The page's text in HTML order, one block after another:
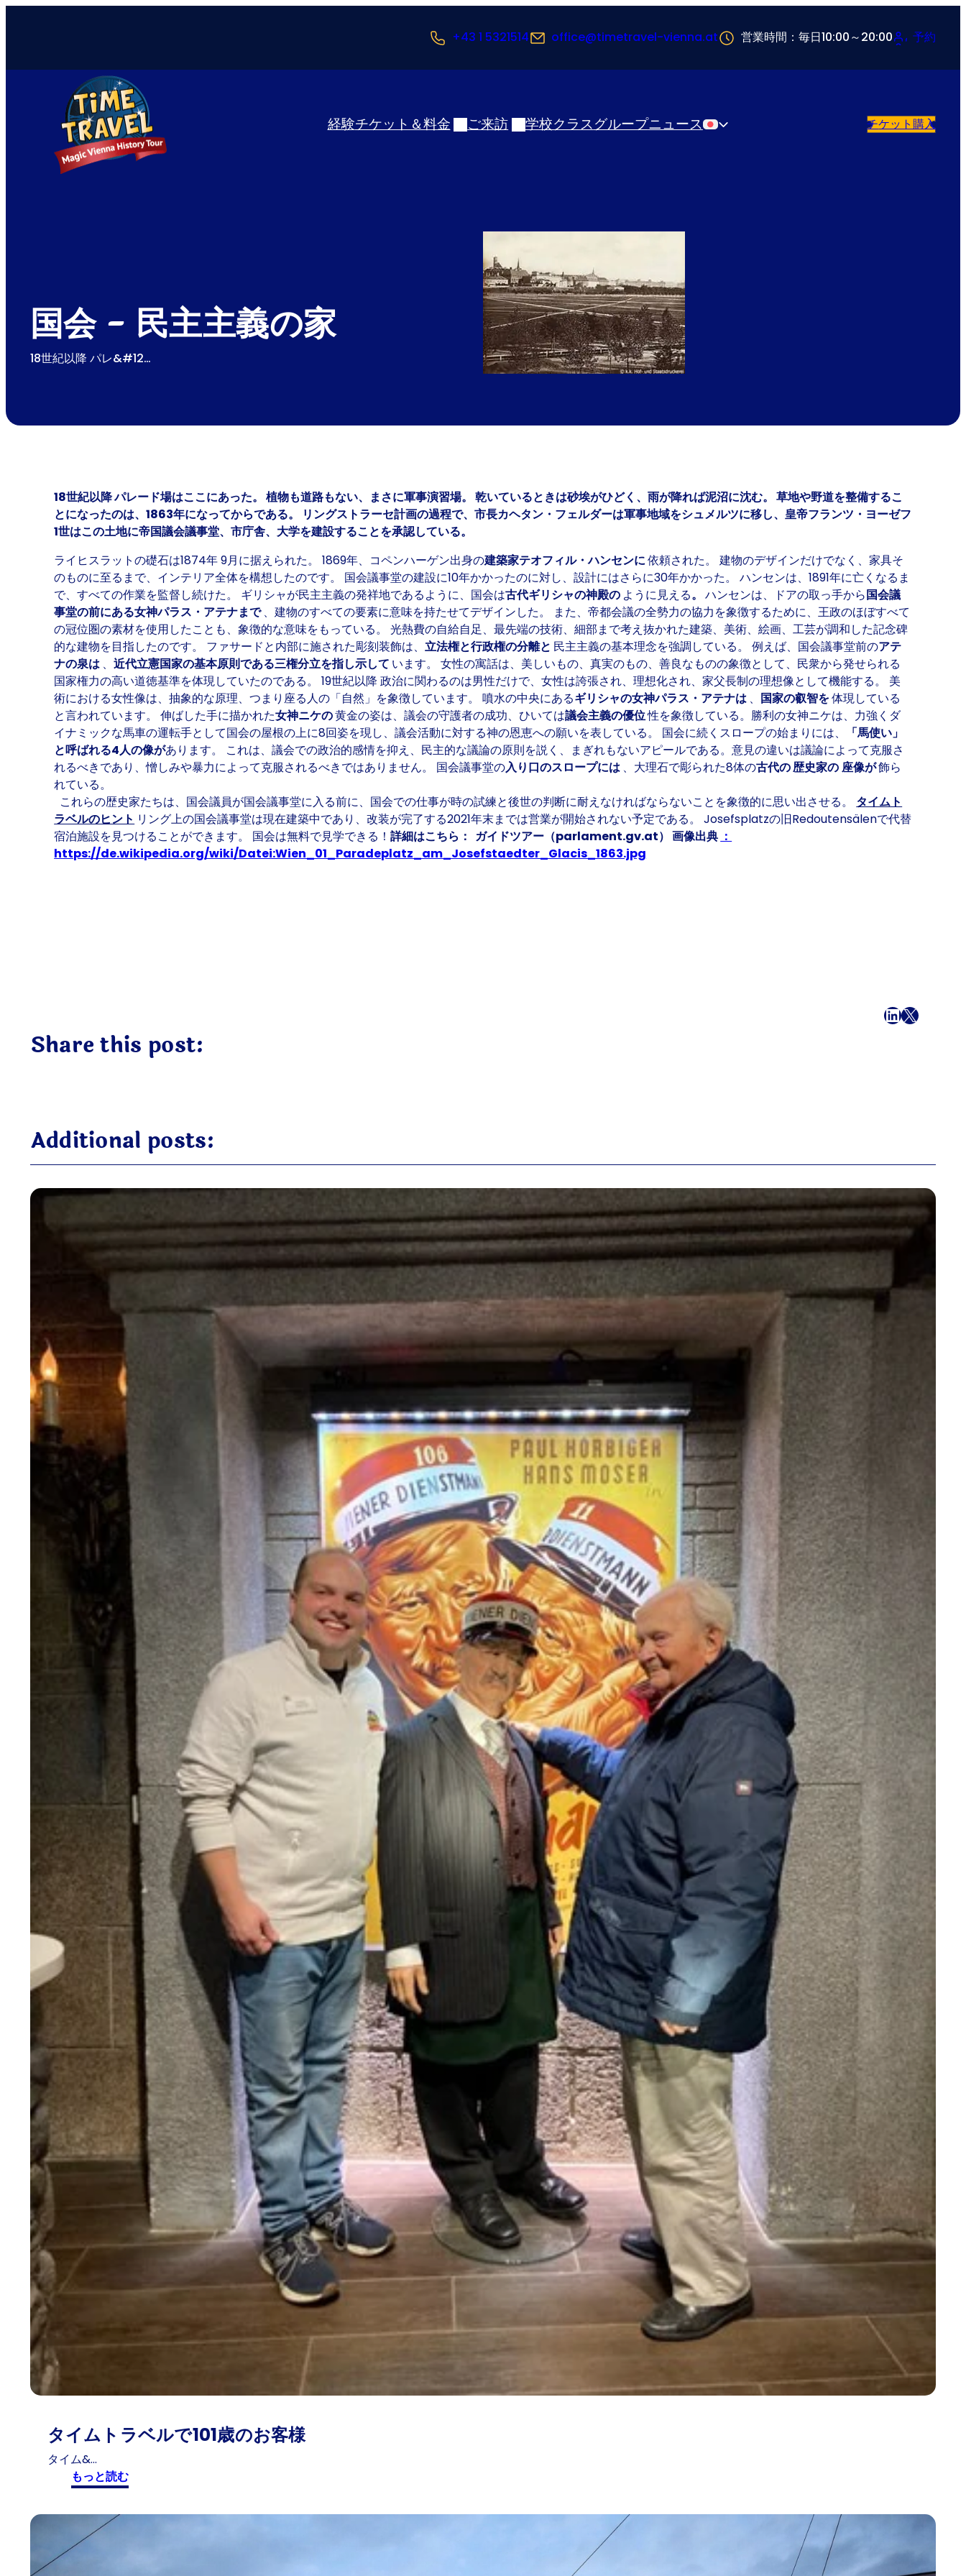
+43 1 5321514 office@timetravel-vienna.at 営業時間：毎日10:00～20:00 予約
経験チケット＆料金 ご来訪 学校クラスグループニュース 日本語 チケット購入
国会 - 民主主義の家
18世紀以降 パレ&#12…
18世紀以降 パレード場はここにあった。 植物も道路もない、まさに軍事演習場。 乾いているときは砂埃がひどく、雨が降れば泥沼に沈む。 草地や野道を整備するこ
とになったのは、1863年になってからである。 リングストラーセ計画の過程で、市長カヘタン・フェルダーは軍事地域をシュメルツに移し、皇帝フランツ・ヨーゼフ
1世はこの土地に帝国議会議事堂、市庁舎、大学を建設することを承認している。
ライヒスラットの礎石は1874年 9月に据えられた。 1869年、コペンハーゲン出身の建築家テオフィル・ハンセンに依頼された。 建物のデザインだけでなく、家具そ
のものに至るまで、インテリア全体を構想したのです。 国会議事堂の建設に10年かかったのに対し、設計にはさらに30年かかった。 ハンセンは、1891年に亡くなるま
で、すべての作業を監督し続けた。 ギリシャが民主主義の発祥地であるように、国会は古代ギリシャの神殿の ように見える。ハンセンは、ドアの取っ手から国会議
事堂の前にある女神パラス・アテナまで、建物のすべての要素に意味を持たせてデザインした。 また、帝都会議の全勢力の協力を象徴するために、王政のほぼすべて
の冠位圏の素材を使用したことも、象徴的な意味をもっている。 光熱費の自給自足、最先端の技術、細部まで考え抜かれた建築、美術、絵画、工芸が調和した記念碑
的な建物を目指したのです。 ファサードと内部に施された彫刻装飾は、立法権と行政権の分離と 民主主義の基本理念を強調している。 例えば、国会議事堂前のアテ
ナの泉は 、近代立憲国家の基本原則である三権分立を指し示して います。 女性の寓話は、美しいもの、真実のもの、善良なものの象徴として、民衆から発せられる
国家権力の高い道徳基準を体現していたのである。 19世紀以降 政治に関わるのは男性だけで、女性は誇張され、理想化され、家父長制の理想像として機能する。 美
術における女性像は、抽象的な原理、つまり座る人の「自然」を象徴しています。 噴水の中央にあるギリシャの女神パラス・アテナは 、 国家の叡智を体現している
と言われています。 伸ばした手に描かれた女神ニケの黄金の姿は、議会の守護者の成功、ひいては議会主義の優位性を象徴している。勝利の女神ニケは、力強くダ
イナミックな馬車の運転手として国会の屋根の上に8回姿を現し、議会活動に対する神の恩恵への願いを表している。 国会に続くスロープの始まりには、
「馬使い」
と呼ばれる4人の像があります。 これは、議会での政治的感情を抑え、民主的な議論の原則を説く、まぎれもないアピールである。意見の違いは議論によって克服さ
れるべきであり、憎しみや暴力によって克服されるべきではありません。 国会議事堂の入り口のスロープには 、大理石で彫られた8体の古代の歴史家の座像が飾ら
れている。
これらの歴史家たちは、国会議員が国会議事堂に入る前に、国会での仕事が時の試練と後世の判断に耐えなければならないことを象徴的に思い出させる。 タイムト
ラベルのヒント リング上の国会議事堂は現在建築中であり、改装が完了する2021年末までは営業が開始されない予定である。 Josefsplatzの旧Redoutensälenで代替
宿泊施設を見つけることができます。 国会は無料で見学できる！詳細はこちら： ガイドツアー（parlament.gv.at） 画像出典 ：
https://de.wikipedia.org/wiki/Datei:Wien_01_Paradeplatz_am_Josefstaedter_Glacis_1863.jpg
Share this post:
フェイスブックLinkedIn
X メール
Additional posts:
タイムトラベルで101歳のお客様
タイム&…
もっと読む:
タ
イ